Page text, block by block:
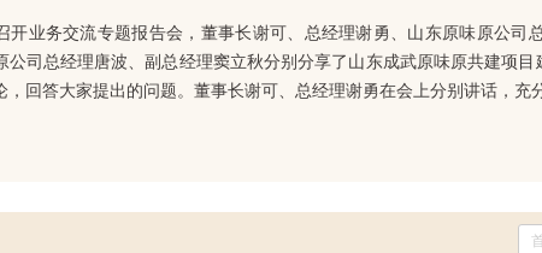
开业务交流专题报告会，董事长谢可、总经理谢勇、山东原味原公司
公司总经理唐波、副总经理窦立秋分别分享了山东成武原味原共建项
，回答大家提出的问题。董事长谢可、总经理谢勇在会上分别讲话，充